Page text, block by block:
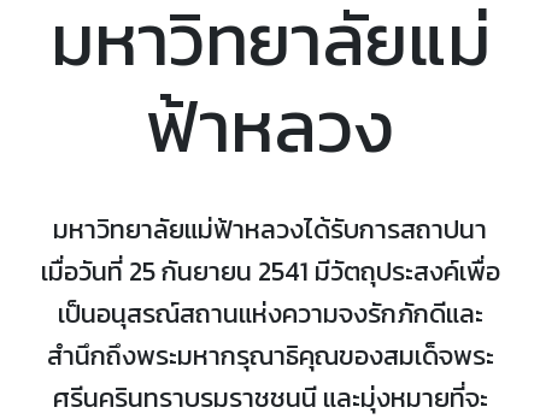
มหาวิทยาลัยแม่
ฟ้าหลวง
มหาวิทยาลัยแม่ฟ้าหลวงได้รับการสถาปนา
เมื่อวันที่ 25 กันยายน 2541 มีวัตถุประสงค์เพื่อ
เป็นอนุสรณ์สถานแห่งความจงรักภักดีและ
สำนึกถึงพระมหากรุณาธิคุณของสมเด็จพระ
ศรีนครินทราบรมราชชนนี และมุ่งหมายที่จะ